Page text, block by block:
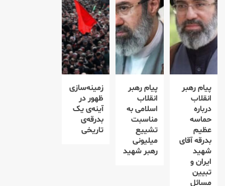
پیام رهبر
انقلاب
درباره
حماسه
عظیم
بدرقه آقای
شهید
ایران و
تبیین
مسائل
پیام رهبر
انقلاب
اسلامی به
مناسبت
تشییع
میلیونی
رهبر شهید
زمینه‌سازی
ظهور در
آینه‌ی یک
بدرقه‌ی
تاریخی